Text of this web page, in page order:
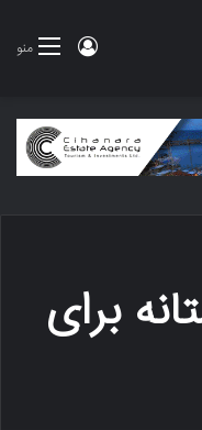
منو ورود
برای